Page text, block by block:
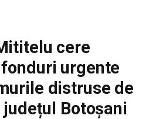
cere
urgente
distruse de
Botoșani